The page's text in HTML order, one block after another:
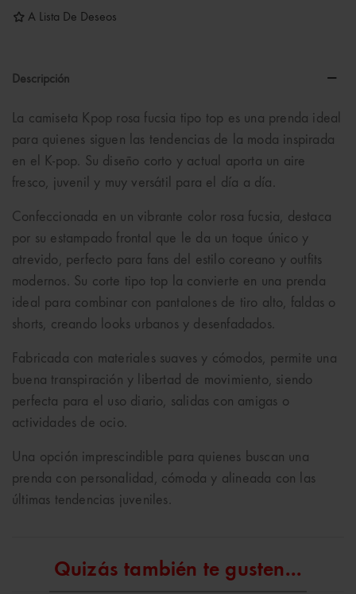
A Lista De Deseos
Descripción
La camiseta Kpop rosa fucsia tipo top es una prenda ideal
para quienes siguen las tendencias de la moda inspirada
en el
K-pop. Su diseño corto y actual aporta un aire
fresco, juvenil y muy versátil para el día a día.
Confeccionada en un vibrante color rosa fucsia, destaca
por su estampado frontal que le da un toque único y
atrevido, perfecto para fans del estilo coreano y outfits
modernos. Su corte tipo top la convierte en una prenda
ideal para combinar con pantalones de tiro alto, faldas o
shorts, creando looks urbanos y desenfadados.
Fabricada con materiales suaves y cómodos, permite una
buena transpiración y libertad de movimiento, siendo
perfecta para el uso diario, salidas con amigas o
actividades de ocio.
Una opción imprescindible para quienes buscan una
prenda con personalidad, cómoda y alineada con las
últimas tendencias juveniles.
Quizás también te gusten...